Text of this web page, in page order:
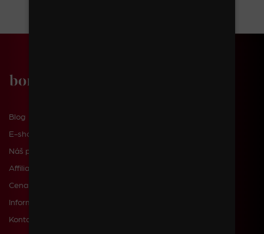
Blog
E-shop
Náš příběh
Affiliate
Cena dopravy a poštovného
Informace pro zákazníky
Kontakty